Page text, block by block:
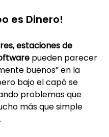
es Dinero!
estaciones de
pueden parecer
buenos” en la
bajo el capó se
problemas que
más que simple